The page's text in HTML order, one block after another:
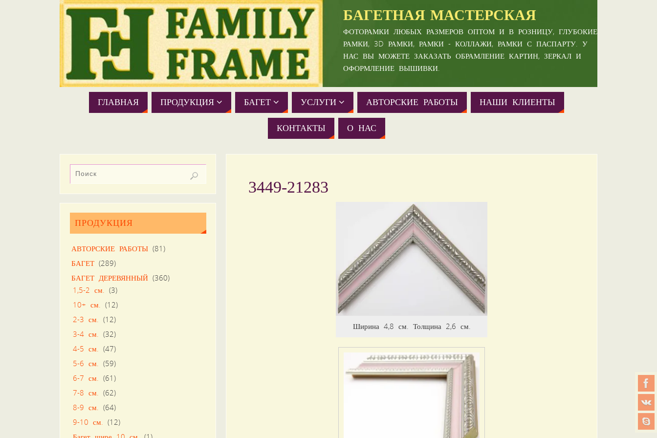
БАГЕТНАЯ МАСТЕРСКАЯ
ФОТОРАМКИ ЛЮБЫХ РАЗМЕРОВ ОПТОМ И В РОЗНИЦУ, ГЛУБОКИЕ
РАМКИ, 3D РАМКИ, РАМКИ - КОЛЛАЖИ, РАМКИ С ПАСПАРТУ. У
НАС ВЫ МОЖЕТЕ ЗАКАЗАТЬ ОБРАМЛЕНИЕ КАРТИН, ЗЕРКАЛ И
ОФОРМЛЕНИЕ ВЫШИВКИ.
ГЛАВНАЯ ПРОДУКЦИЯ БАГЕТ УСЛУГИ АВТОРСКИЕ РАБОТЫ НАШИ КЛИЕНТЫ
КОНТАКТЫ О НАС
3449-21283
Ширина 4,8 см. Толщина 2,6 см.
ПРОДУКЦИЯ
АВТОРСКИЕ РАБОТЫ(81)
БАГЕТ(289)
БАГЕТ ДЕРЕВЯННЫЙ(360)
1,5-2 см.
(3)
10+ см.
(12)
2-3 см.
(12)
3-4 см.
(32)
4-5 см.
(47)
5-6 см.
(59)
6-7 см.
(61)
7-8 см.
(62)
8-9 см.
(64)
9-10 см.
(12)